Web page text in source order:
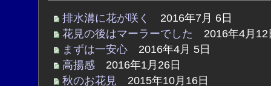
排水溝に花が咲く
2016年7月 6日
花見の後はマーラーでした 2016年4月12
まずは一安心2016年4月 5日
高揚感2016年1月26日
秋のお花見 2015年10月16日